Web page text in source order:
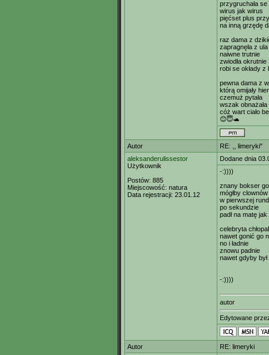
przygruchała
wirus jak wirus
pięćset plus
na inną grzędę
raz dama z
zapragnęła z
naiwne trutnie
zwiodła okrutnie
robi se okłady z
pewna dama z
którą omijały
czemuż pytała
wszak obnażała
cóż wart ciało
😊😇🐢
Autor
RE: ,, limeryki"
aleksanderulissestor
Użytkownik
Postów: 885
Miejscowość: natura
Data rejestracji: 23.01.12
Dodane dnia
-:))))
znany bokser
mógłby
w pierwszej
po sekundzie
padł na matę
celebryta
nawet gonić go
no i ładnie
znowu padnie
nawet gdyby
-:))))
autor
Edytowane
Autor
RE: limeryki